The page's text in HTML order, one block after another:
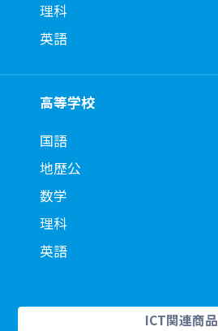
理科
英語
高等学校
国語
地歴公
数学
理科
英語
ICT関連商品